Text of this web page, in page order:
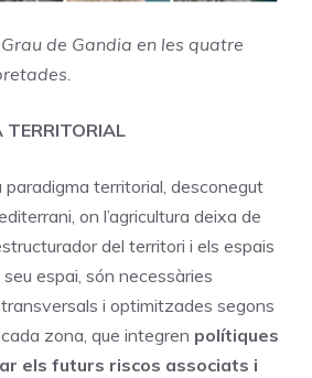
de Gandia en les quatre
TERRITORIAL
territorial, desconegut
on l’agricultura deixa de
del territori i els espais
espai, són necessàries
i optimitzades segons
zona, que integren polítiques
els futurs riscos associats i